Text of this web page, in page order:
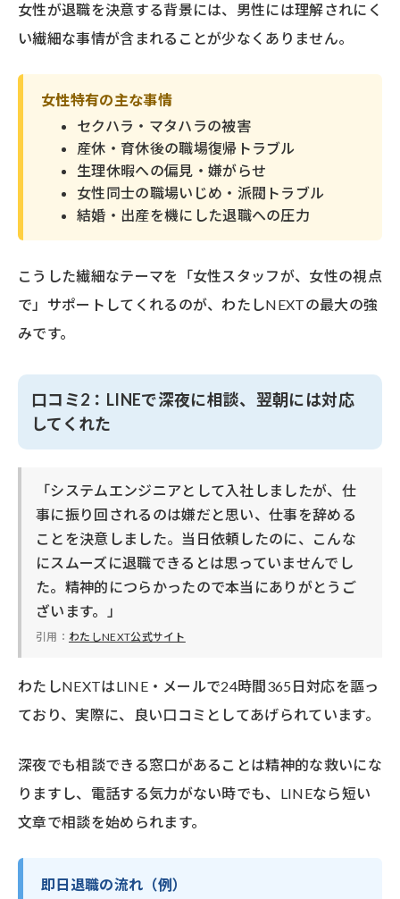
女性が退職を決意する背景には、男性には理解されにく
い繊細な事情が含まれることが少なくありません。
女性特有の主な事情
セクハラ・マタハラの被害
産休・育休後の職場復帰トラブル
生理休暇への偏見・嫌がらせ
女性同士の職場いじめ・派閥トラブル
結婚・出産を機にした退職への圧力
こうした繊細なテーマを「女性スタッフが、女性の視点
で」サポートしてくれるのが、わたしNEXTの最大の強
みです。
口コミ2：LINEで深夜に相談、翌朝には対応
してくれた
「システムエンジニアとして入社しましたが、仕
事に振り回されるのは嫌だと思い、仕事を辞める
ことを決意しました。当日依頼したのに、こんな
にスムーズに退職できるとは思っていませんでし
た。精神的につらかったので本当にありがとうご
ざいます。」
引用： わたしNEXT公式サイト
わたしNEXTはLINE・メールで24時間365日対応を謳っ
ており、実際に、良い口コミとしてあげられています。
深夜でも相談できる窓口があることは精神的な救いにな
りますし、電話する気力がない時でも、LINEなら短い
文章で相談を始められます。
即日退職の流れ（例）